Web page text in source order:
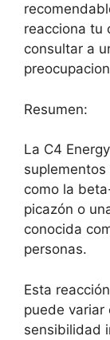
reacciona tu
consultar a
Resumen:
La C4
como la
picazón o
conocida
personas.
Esta
puede variar
sensibilidad